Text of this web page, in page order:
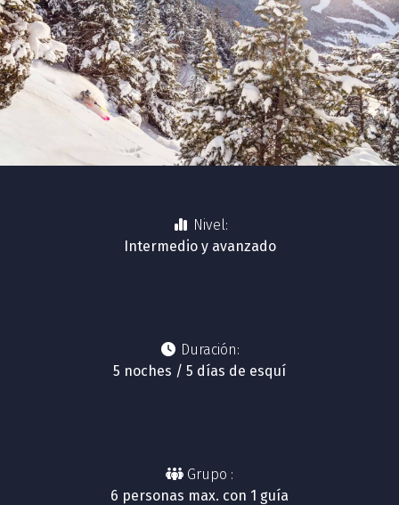
Nivel:
Intermedio y avanzado
Duración:
5 noches / 5 días de esquí
Grupo :
6 personas max. con 1 guía